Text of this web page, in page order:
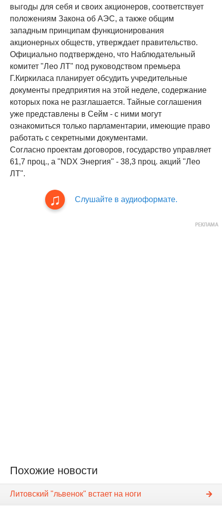
выгоды для себя и своих акционеров, соответствует
положениям Закона об АЭС, а также общим
западным принципам функционирования
акционерных обществ, утверждает правительство.
Официально подтверждено, что Наблюдательный
комитет "Лео ЛТ" под руководством премьера
Г.Киркиласа планирует обсудить учредительные
документы предприятия на этой неделе, содержание
которых пока не разглашается. Тайные соглашения
уже представлены в Сейм - с ними могут
ознакомиться только парламентарии, имеющие право
работать с секретными документами.
Согласно проектам договоров, государство управляет
61,7 проц., а "NDX Энергия" - 38,3 проц. акций "Лео
ЛТ".
Слушайте в аудиоформате.
Похожие новости
Литовский "львенок" встает на ноги